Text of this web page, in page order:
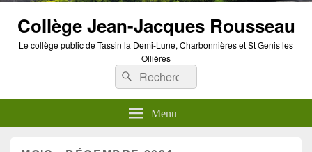
Collège Jean-Jacques Rousseau
Le collège public de Tassin la Demi-Lune, Charbonnières et St Genis les
Ollières
Recherche :
Rechercher
Menu